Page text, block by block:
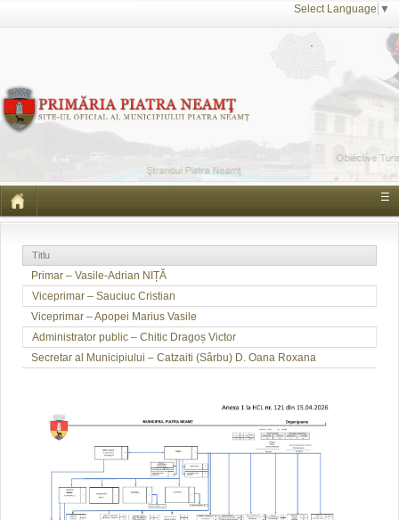
Select Language ▼
☰
Titlu
Primar – Vasile-Adrian NIȚĂ
Viceprimar – Sauciuc Cristian
Viceprimar – Apopei Marius Vasile
Administrator public – Chitic Dragoș Victor
Secretar al Municipiului – Catzaiti (Sârbu) D. Oana Roxana